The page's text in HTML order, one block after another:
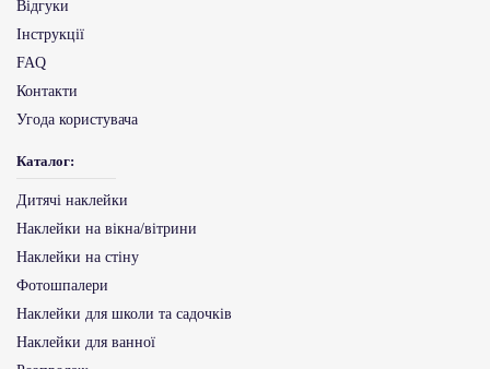
Відгуки
Інструкції
FAQ
Контакти
Угода користувача
Каталог:
Дитячі наклейки
Наклейки на вікна/вітрини
Наклейки на стіну
Фотошпалери
Наклейки для школи та садочків
Наклейки для ванної